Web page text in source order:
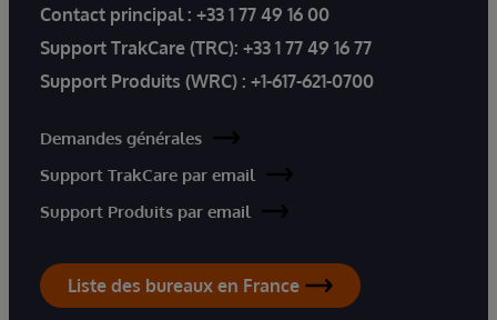
Contact principal : +33 1 77 49 16 00
Support TrakCare (TRC): +33 1 77 49 16 77
Support Produits (WRC) : +1-617-621-0700
Demandes générales
Support TrakCare par email
Support Produits par email
Liste des bureaux en France